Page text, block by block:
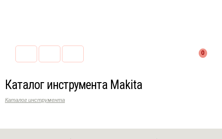
0
Каталог инструмента Makita
Каталог инструмента